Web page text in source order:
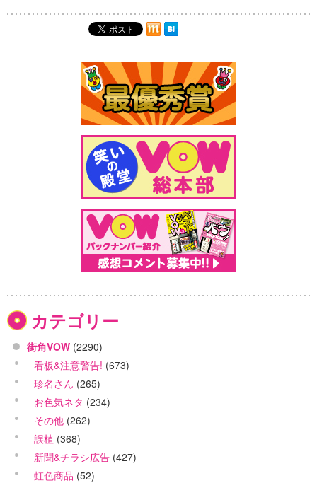
カテゴリー
街角VOW (2290)
看板&注意警告! (673)
珍名さん (265)
お色気ネタ (234)
その他 (262)
誤植 (368)
新聞&チラシ広告 (427)
虹色商品 (52)